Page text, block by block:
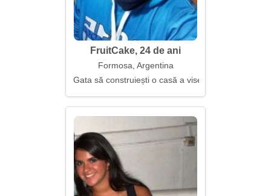
FruitCake, 24 de ani
Formosa, Argentina
Gata să construiești o casă a viselor și a faptelor